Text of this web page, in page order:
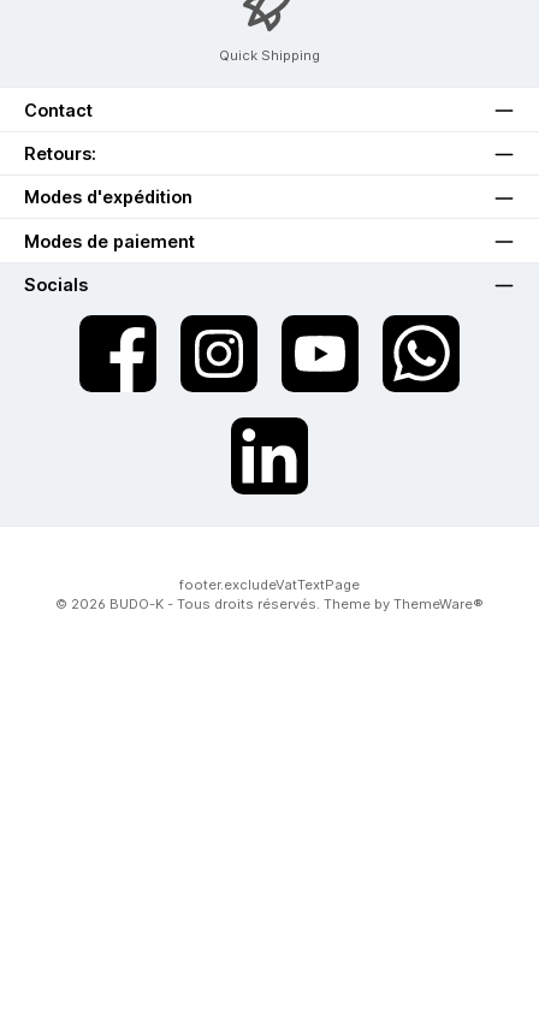
Quick Shipping
Contact
Retours:
Modes d'expédition
Modes de paiement
Socials
twt.widget.communities.facebook.name
twt.widget.communities.instagram.name
twt.widget.communities.linkedin.name
footer.excludeVatTextPage
© 2026 BUDO-K - Tous droits réservés. Theme by ThemeWare®